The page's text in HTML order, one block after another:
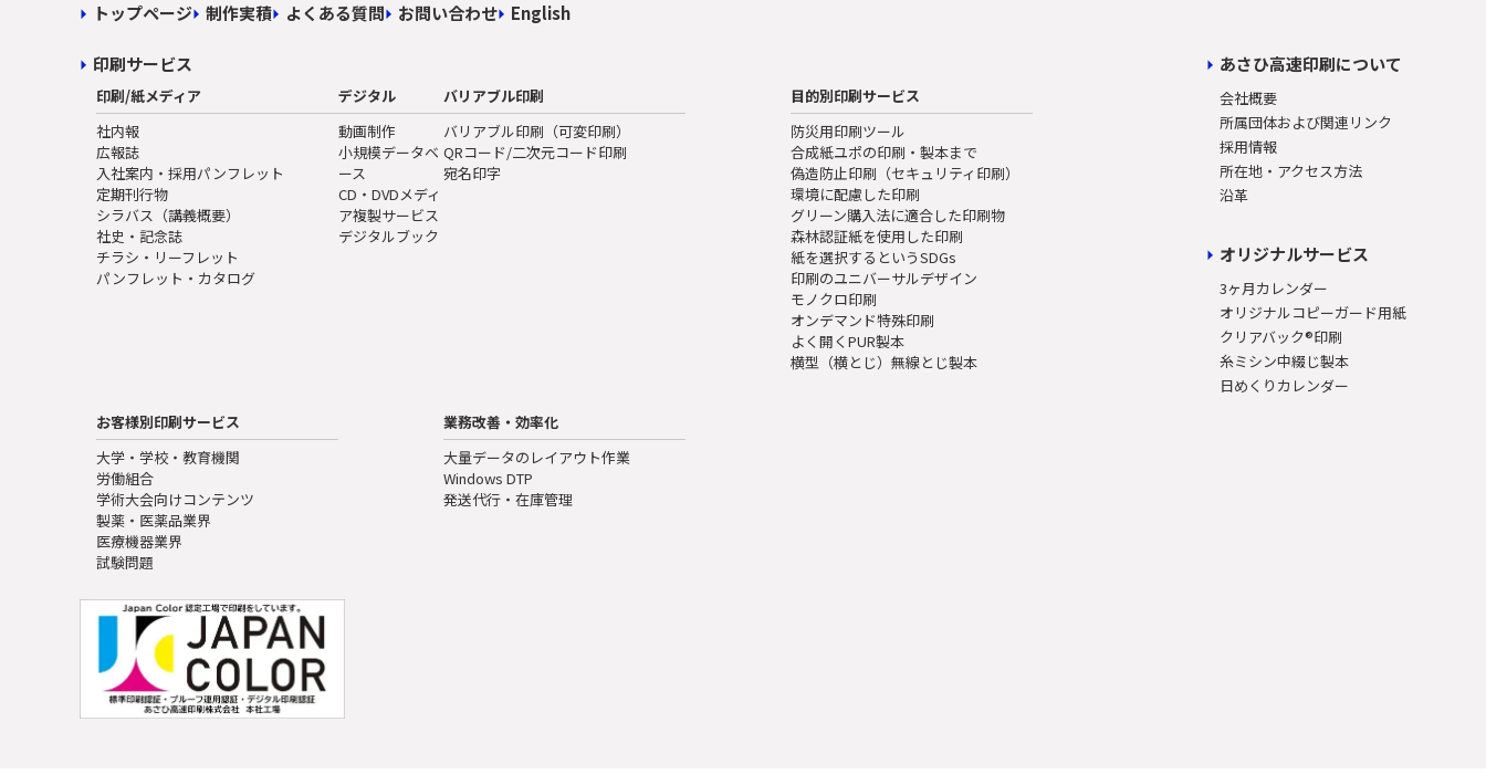
トップページ 制作実積 よくある質問 お問い合わせ English
印刷サービス
バリアブル印刷
バリアブル印刷（可変印刷）
QRコード/二次元コード印刷
宛名印字
目的別印刷サービス
防災用印刷ツール
合成紙ユポの印刷・製本まで
偽造防止印刷（セキュリティ印刷）
環境に配慮した印刷
グリーン購入法に適合した印刷物
森林認証紙を使用した印刷
紙を選択するというSDGs
印刷のユニバーサルデザイン
モノクロ印刷
オンデマンド特殊印刷
よく開くPUR製本
横型（横とじ）無線とじ製本
印刷/紙メディア
社内報
広報誌
入社案内・採用パンフレット
定期刊行物
シラバス（講義概要）
社史・記念誌
チラシ・リーフレット
パンフレット・カタログ
お客様別印刷サービス
大学・学校・教育機関
労働組合
学術大会向けコンテンツ
製薬・医薬品業界
医療機器業界
試験問題
業務改善・効率化
大量データのレイアウト作業
Windows DTP
発送代行・在庫管理
デジタル
動画制作
小規模データベ
ース
CD・DVDメディ
ア複製サービス
デジタルブック
あさひ高速印刷について
会社概要
所属団体および関連リンク
採用情報
所在地・アクセス方法
沿革
オリジナルサービス
3ヶ月カレンダー
オリジナルコピーガード用紙
クリアバック®印刷
糸ミシン中綴じ製本
日めくりカレンダー